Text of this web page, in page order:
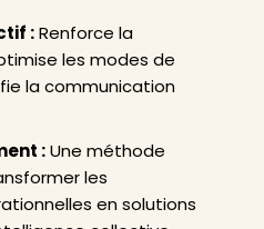
:Renforce la
les modes de
la communication
:Une méthode
les
en solutions